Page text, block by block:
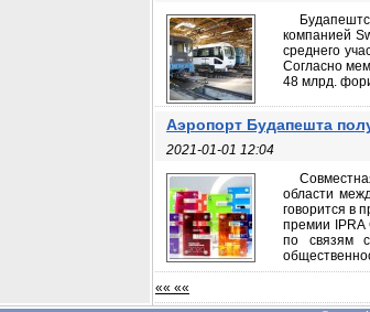
компанией
среднего
Согласно
48 млрд.
Аэропорт Будапешта
2021-01-01 12:04
области
говорится в
премии IPRA
по связям
«« ««